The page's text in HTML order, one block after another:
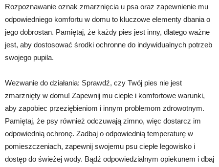
Rozpoznawanie oznak zmarznięcia u psa oraz zapewnienie mu
odpowiedniego komfortu w domu to kluczowe elementy dbania o
jego dobrostan. Pamiętaj, że każdy pies jest inny, dlatego ważne
jest, aby dostosować środki ochronne do indywidualnych potrzeb
swojego pupila.
Wezwanie do działania: Sprawdź, czy Twój pies nie jest
zmarznięty w domu! Zapewnij mu ciepłe i komfortowe warunki,
aby zapobiec przeziębieniom i innym problemom zdrowotnym.
Pamiętaj, że psy również odczuwają zimno, więc dostarcz im
odpowiednią ochronę. Zadbaj o odpowiednią temperaturę w
pomieszczeniach, zapewnij swojemu psu ciepłe legowisko i
dostęp do świeżej wody. Bądź odpowiedzialnym opiekunem i dbaj